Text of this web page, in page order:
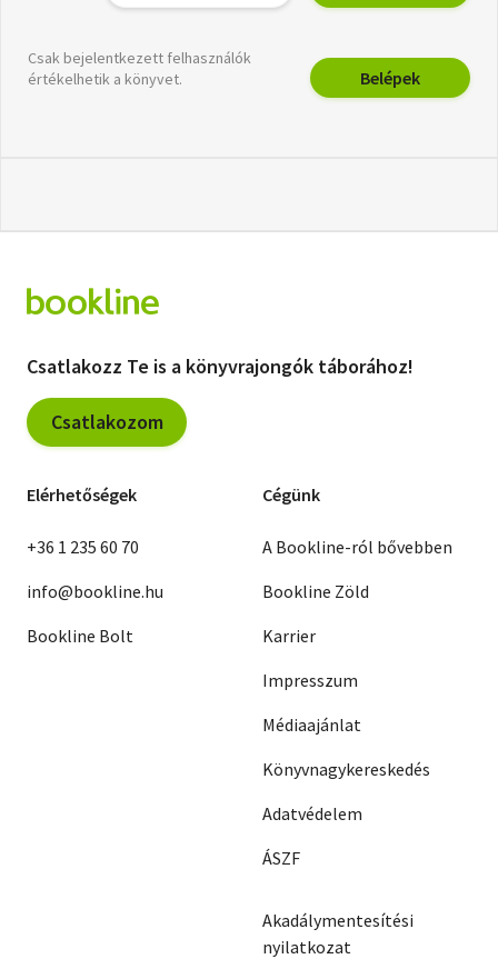
Csak bejelentkezett felhasználók
értékelhetik a könyvet.
Belépek
Csatlakozz Te is a könyvrajongók táborához!
Csatlakozom
Elérhetőségek
+36 1 235 60 70
info@bookline.hu
Bookline Bolt
Cégünk
A Bookline-ról bővebben
Bookline Zöld
Karrier
Impresszum
Médiaajánlat
Könyvnagykereskedés
Adatvédelem
ÁSZF
Akadálymentesítési
nyilatkozat